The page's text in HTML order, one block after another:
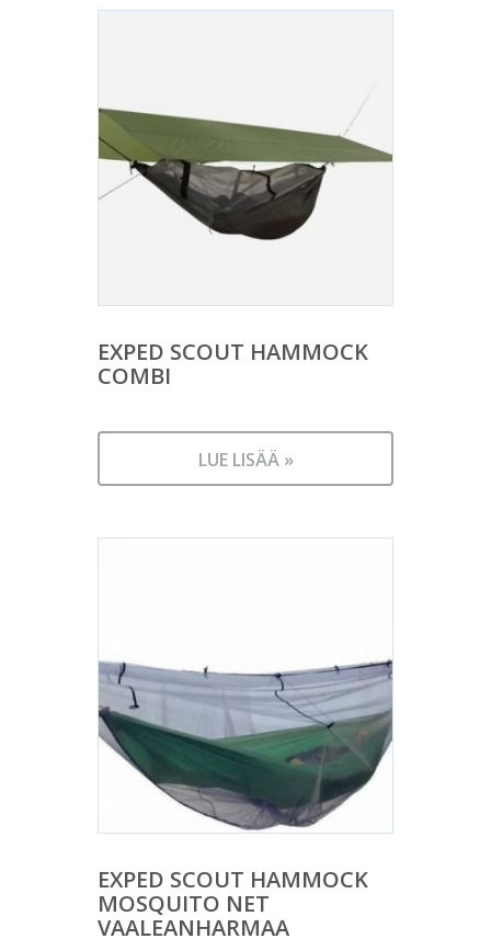
EXPED SCOUT HAMMOCK
COMBI
LUE LISÄÄ »
EXPED SCOUT HAMMOCK
MOSQUITO NET
VAALEANHARMAA